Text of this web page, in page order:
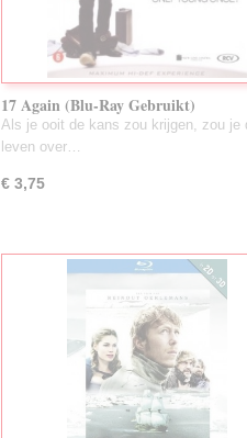
17 Again (Blu-Ray Gebruikt)
Als je ooit de kans zou krijgen, zou je
leven over…
€ 3,75